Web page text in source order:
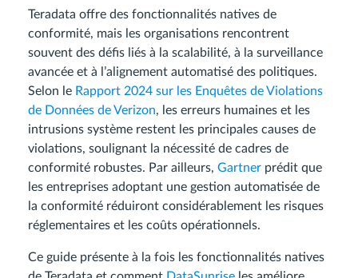
Teradata offre des fonctionnalités natives de
conformité, mais les organisations rencontrent
souvent des défis liés à la scalabilité, à la surveillance
avancée et à l’alignement automatisé des politiques.
Selon le Rapport 2024 sur les Enquêtes de Violations
de Données de Verizon, les erreurs humaines et les
intrusions système restent les principales causes de
violations, soulignant la nécessité de cadres de
conformité robustes. Par ailleurs, Gartner prédit que
les entreprises adoptant une gestion automatisée de
la conformité réduiront considérablement les risques
réglementaires et les coûts opérationnels.
Ce guide présente à la fois les fonctionnalités natives